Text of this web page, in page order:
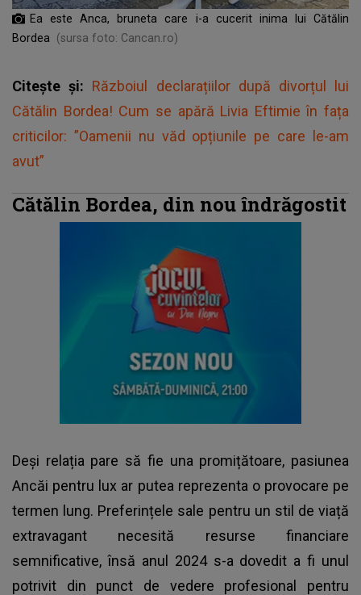
Ea este Anca, bruneta care i-a cucerit inima lui Cătălin
Bordea
(sursa foto: Cancan.ro)
Citește și: Războiul declarațiilor după divorțul lui
Cătălin Bordea! Cum se apără Livia Eftimie în fața
criticilor: ”Oamenii nu văd opțiunile pe care le-am
avut”
Cătălin Bordea, din nou îndrăgostit
Deși relația pare să fie una promițătoare, pasiunea
Ancăi pentru lux ar putea reprezenta o provocare pe
termen lung. Preferințele sale pentru un stil de viață
extravagant necesită resurse financiare
semnificative, însă anul 2024 s-a dovedit a fi unul
potrivit din punct de vedere profesional pentru